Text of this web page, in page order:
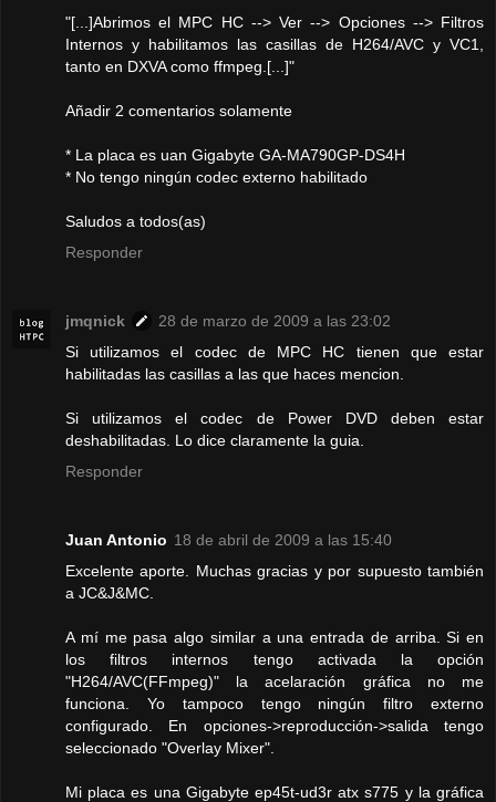
"[...]Abrimos el MPC HC --> Ver --> Opciones --> Filtros
Internos y habilitamos las casillas de H264/AVC y VC1,
tanto en DXVA como ffmpeg.[...]"
Añadir 2 comentarios solamente
* La placa es uan Gigabyte GA-MA790GP-DS4H
* No tengo ningún codec externo habilitado
Saludos a todos(as)
Responder
jmqnick
28 de marzo de 2009 a las 23:02
Si utilizamos el codec de MPC HC tienen que estar
habilitadas las casillas a las que haces mencion.
Si utilizamos el codec de Power DVD deben estar
deshabilitadas. Lo dice claramente la guia.
Responder
Juan Antonio 18 de abril de 2009 a las 15:40
Excelente aporte. Muchas gracias y por supuesto también
a JC&J&MC.
A mí me pasa algo similar a una entrada de arriba. Si en
los filtros internos tengo activada la opción
"H264/AVC(FFmpeg)" la acelaración gráfica no me
funciona. Yo tampoco tengo ningún filtro externo
configurado. En opciones->reproducción->salida tengo
seleccionado "Overlay Mixer".
Mi placa es una Gigabyte ep45t-ud3r atx s775 y la gráfica